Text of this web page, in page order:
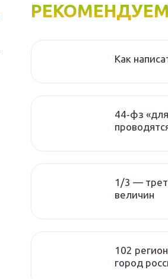
РЕКОМЕНДУЕМ
Как
44‑фз
1/3 —
величин
102
город